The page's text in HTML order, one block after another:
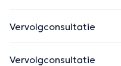
Vervolgconsultatie
Vervolgconsultatie